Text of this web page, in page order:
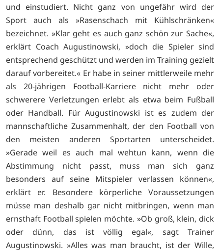
und einstudiert. Nicht ganz von ungefähr wird der
Sport auch als »Rasenschach mit Kühlschränken«
bezeichnet. »Klar geht es auch ganz schön zur Sache«,
erklärt Coach Augustinowski, »doch die Spieler sind
entsprechend geschützt und werden im Training gezielt
darauf vorbereitet.« Er habe in seiner mittlerweile mehr
als 20-jährigen Football-Karriere nicht mehr oder
schwerere Verletzungen erlebt als etwa beim Fußball
oder Handball. Für Augustinowski ist es zudem der
mannschaftliche Zusammenhalt, der den Football von
den meisten anderen Sportarten unterscheidet.
»Gerade weil es auch mal wehtun kann, wenn die
Abstimmung nicht passt, muss man sich ganz
besonders auf seine Mitspieler verlassen können«,
erklärt er. Besondere körperliche Voraussetzungen
müsse man deshalb gar nicht mitbringen, wenn man
ernsthaft Football spielen möchte. »Ob groß, klein, dick
oder dünn, das ist völlig egal«, sagt Trainer
Augustinowski. »Alles was man braucht, ist der Wille,